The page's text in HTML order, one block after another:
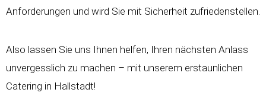
Anforderungen und wird Sie mit Sicherheit zufriedenstellen.
Also lassen Sie uns Ihnen helfen, Ihren nächsten Anlass
unvergesslich zu machen – mit unserem erstaunlichen
Catering in Hallstadt!